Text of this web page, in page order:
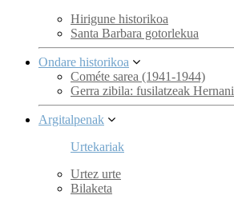
Hirigune historikoa
Santa Barbara gotorlekua
Ondare historikoa
Cométe sarea (1941-1944)
Gerra zibila: fusilatzeak
Argitalpenak
Urtekariak
Urtez urte
Bilaketa